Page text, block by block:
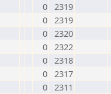
0 2319
0 2319
0 2320
0 2322
0 2318
0 2317
0 2311